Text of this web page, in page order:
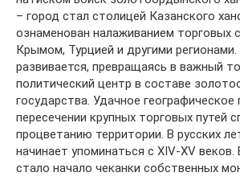
– город стал столицей Казанского
ознаменован налаживанием торговых
Крымом, Турцией и другими
развивается, превращаясь в важный
политический центр в составе
государства. Удачное
пересечении крупных торговых путей
процветанию территории. В русских
начинает упоминаться с XIV-XV веков.
стало начало чеканки собственных